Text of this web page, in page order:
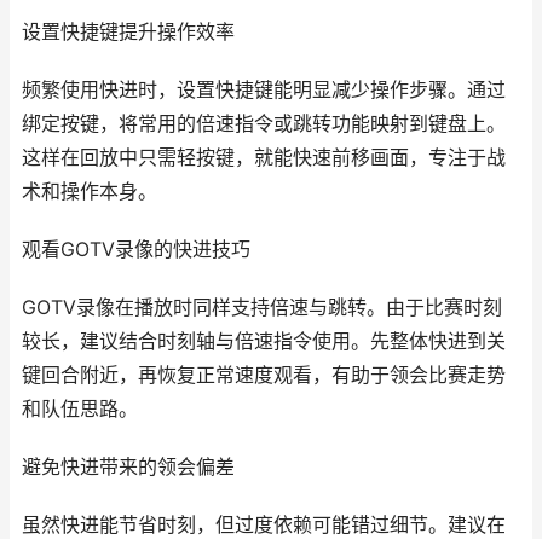
设置快捷键提升操作效率
频繁使用快进时，设置快捷键能明显减少操作步骤。通过
绑定按键，将常用的倍速指令或跳转功能映射到键盘上。
这样在回放中只需轻按键，就能快速前移画面，专注于战
术和操作本身。
观看GOTV录像的快进技巧
GOTV录像在播放时同样支持倍速与跳转。由于比赛时刻
较长，建议结合时刻轴与倍速指令使用。先整体快进到关
键回合附近，再恢复正常速度观看，有助于领会比赛走势
和队伍思路。
避免快进带来的领会偏差
虽然快进能节省时刻，但过度依赖可能错过细节。建议在